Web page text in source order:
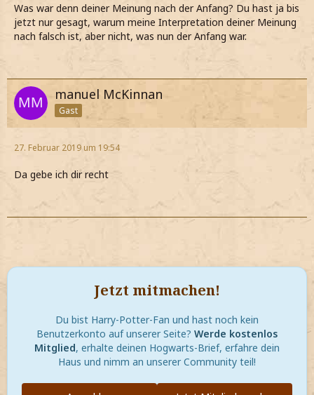
Was war denn deiner Meinung nach der Anfang? Du hast ja bis
jetzt nur gesagt, warum meine Interpretation deiner Meinung
nach falsch ist, aber nicht, was nun der Anfang war.
manuel McKinnan
Gast
27. Februar 2019 um 19:54
Da gebe ich dir recht
Jetzt mitmachen!
Du bist Harry-Potter-Fan und hast noch kein
Benutzerkonto auf unserer Seite? Werde kostenlos
Mitglied, erhalte deinen Hogwarts-Brief, erfahre dein
Haus und nimm an unserer Community teil!